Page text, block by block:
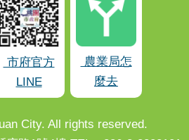
市府官方
LINE
農業局怎
麼去
City. All rights reserved.